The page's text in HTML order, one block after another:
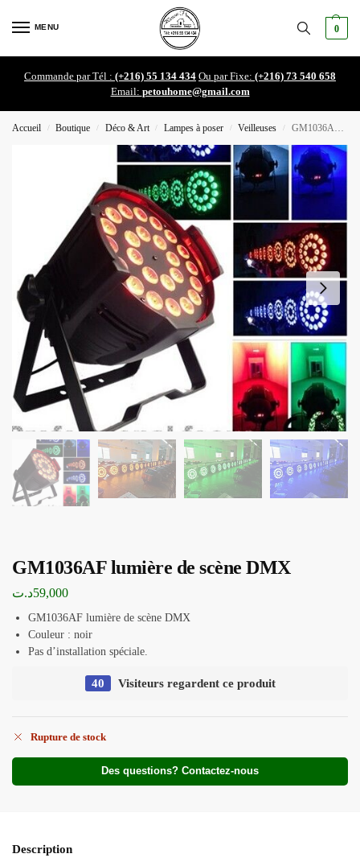
MENU 0
Commande par Tél : (+216) 55 134 434 Ou par Fixe: (+216) 73 540 658
Email: petouhome@gmail.com
Accueil / Boutique / Déco & Art / Lampes à poser / Veilleuses / GM1036AF lumière de scène DMX
GM1036AF lumière de scène DMX
59,000د.ت
GM1036AF lumière de scène DMX
Couleur : noir
Pas d’installation spéciale.
40 Visiteurs regardent ce produit
Rupture de stock
Des questions? Contactez-nous
Description